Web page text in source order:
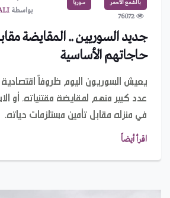
بالشمع الأحمر سوريا
76072
بواسطة
جديد السوريين .. المقايضة
حاجاتهم الأساسية
يعيش السوريون اليوم ظروفاً اقتصادية
عدد كبير منهم لمقايضة مقتنياته، أو
في منزله مقابل تأمين مستلزمات حياته.
اقرأ أيضاً